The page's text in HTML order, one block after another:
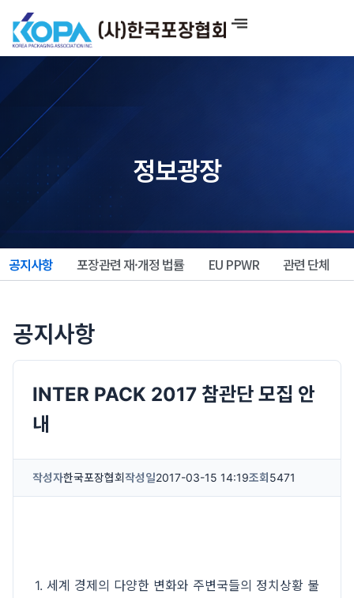
너
정보광장
공지사항 포장관련 재·개정 법률 EU PPWR 관련 단체
공지사항
INTER PACK 2017 참관단 모집 안
내
작성자한국포장협회작성일2017-03-15 14:19조회 5471
1. 세계 경제의 다양한 변화와 주변국들의 정치상황 불